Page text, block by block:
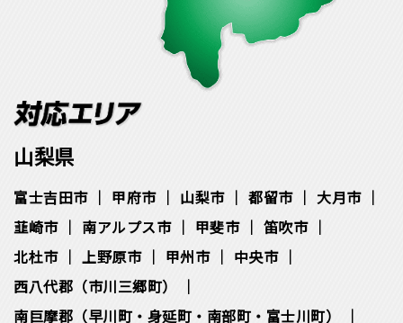
山梨県
富士吉田市 甲府市 山梨市 都留市
大月市
韮崎市
南アルプス市 甲斐市
笛吹市
北杜市
上野原市 甲州市
中央市
西八代郡（市川三郷町）
南巨摩郡（早川町・身延町・南部町・富士川町）